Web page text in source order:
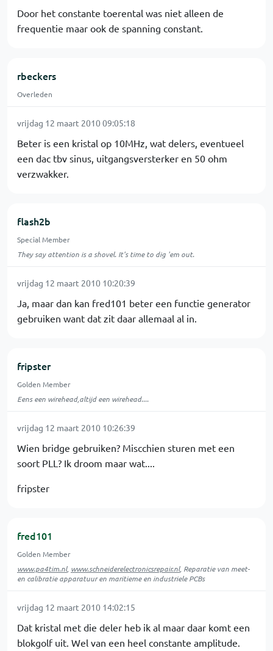
Door het constante toerental was niet alleen de
frequentie maar ook de spanning constant.
rbeckers
Overleden
vrijdag 12 maart 2010 09:05:18
Beter is een kristal op 10MHz, wat delers, eventueel
een dac tbv sinus, uitgangsversterker en 50 ohm
verzwakker.
flash2b
Special Member
They say attention is a shovel. It's time to dig 'em out.
vrijdag 12 maart 2010 10:20:39
Ja, maar dan kan fred101 beter een functie generator
gebruiken want dat zit daar allemaal al in.
fripster
Golden Member
Eens een wirehead,altijd een wirehead....
vrijdag 12 maart 2010 10:26:39
Wien bridge gebruiken? Miscchien sturen met een
soort PLL? Ik droom maar wat....
fripster
fred101
Golden Member
www.pa4tim.nl, www.schneiderelectronicsrepair.nl, Reparatie van meet-
en calibratie apparatuur en maritieme en industriele PCBs
vrijdag 12 maart 2010 14:02:15
Dat kristal met die deler heb ik al maar daar komt een
blokgolf uit. Wel van een heel constante amplitude.